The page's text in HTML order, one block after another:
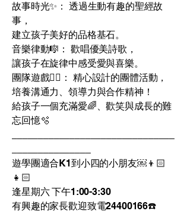
故事時光✨： 透過生動有趣的聖經故
事，
建立孩子美好的品格基石。
音樂律動🎼： 歡唱優美詩歌，
讓孩子在旋律中感受愛與喜樂。
團隊遊戲🤼‍♀️： 精心設計的團體活動，
培養溝通力、領導力與合作精神！
給孩子一個充滿愛🌈、歡笑與成長的難
忘回憶🫧
遊學團適合K1到小四的小朋友￼👦🏻
👧🏻
逢星期六 下午1:00-3:30
有興趣的家長歡迎致電24400166☎️